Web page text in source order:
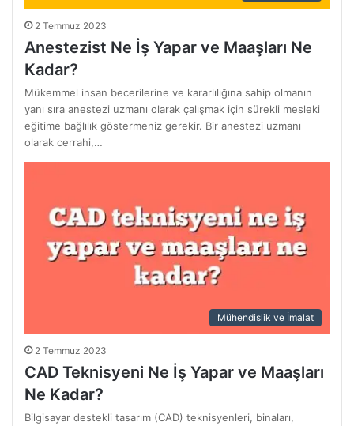
2 Temmuz 2023
Anestezist Ne İş Yapar ve Maaşları Ne
Kadar?
Mükemmel insan becerilerine ve kararlılığına sahip olmanın
yanı sıra anestezi uzmanı olarak çalışmak için sürekli mesleki
eğitime bağlılık göstermeniz gerekir. Bir anestezi uzmanı
olarak cerrahi,…
Mühendislik ve İmalat
2 Temmuz 2023
CAD Teknisyeni Ne İş Yapar ve Maaşları
Ne Kadar?
Bilgisayar destekli tasarım (CAD) teknisyenleri, binaları,